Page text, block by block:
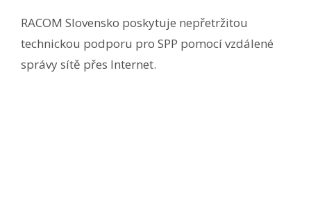
RACOM Slovensko poskytuje nepřetržitou
technickou podporu pro SPP pomocí vzdálené
správy sítě přes Internet.